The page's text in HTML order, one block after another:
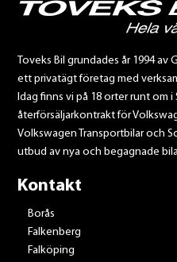
Toveks Bil grundades år 1994 av
ett privatägt företag med
Idag finns vi på 18 orter runt om i
återförsäljarkontrakt för
Volkswagen Transportbilar och
utbud av nya och begagnade
Kontakt
Borås
Falkenberg
Falköping